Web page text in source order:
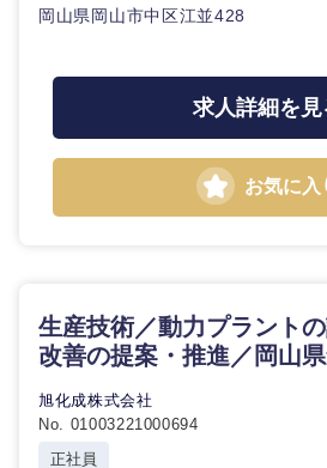
岡山県岡山市中区江並428
求人詳細を見
お気に入
生産技術／動力プラント
改善の提案・推進／岡山
旭化成株式会社
No. 01003221000694
正社員